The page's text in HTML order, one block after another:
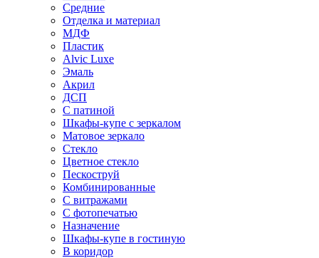
Средние
Отделка и материал
МДФ
Пластик
Alvic Luxe
Эмаль
Акрил
ДСП
С патиной
Шкафы-купе с зеркалом
Матовое зеркало
Стекло
Цветное стекло
Пескоструй
Комбинированные
С витражами
С фотопечатью
Назначение
Шкафы-купе в гостиную
В коридор